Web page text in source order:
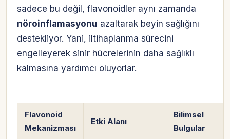
sadece bu değil, flavonoidler aynı zamanda
nöroinflamasyonu azaltarak beyin sağlığını
destekliyor. Yani, iltihaplanma sürecini
engelleyerek sinir hücrelerinin daha sağlıklı
kalmasına yardımcı oluyorlar.
Flavonoid
Mekanizması
Etki Alanı
Bilimsel
Bulgular